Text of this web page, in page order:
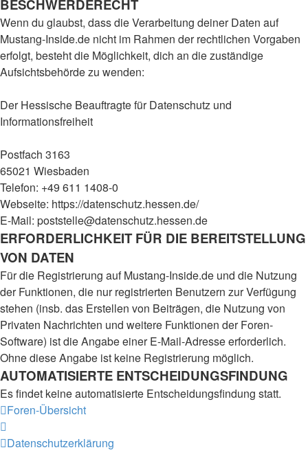
BESCHWERDERECHT
Wenn du glaubst, dass die Verarbeitung deiner Daten auf
Mustang-Inside.de nicht im Rahmen der rechtlichen Vorgaben
erfolgt, besteht die Möglichkeit, dich an die zuständige
Aufsichtsbehörde zu wenden:
Der Hessische Beauftragte für Datenschutz und
Informationsfreiheit
Postfach 3163
65021 Wiesbaden
Telefon: +49 611 1408-0
Webseite: https://datenschutz.hessen.de/
E-Mail: poststelle@datenschutz.hessen.de
ERFORDERLICHKEIT FÜR DIE BEREITSTELLUNG
VON DATEN
Für die Registrierung auf Mustang-Inside.de und die Nutzung
der Funktionen, die nur registrierten Benutzern zur Verfügung
stehen (insb. das Erstellen von Beiträgen, die Nutzung von
Privaten Nachrichten und weitere Funktionen der Foren-
Software) ist die Angabe einer E-Mail-Adresse erforderlich.
Ohne diese Angabe ist keine Registrierung möglich.
AUTOMATISIERTE ENTSCHEIDUNGSFINDUNG
Es findet keine automatisierte Entscheidungsfindung statt.
Foren-Übersicht
Datenschutzerklärung